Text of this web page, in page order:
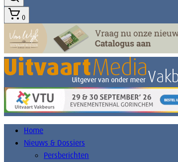
0
Home
Nieuws & Dossiers
Persberichten